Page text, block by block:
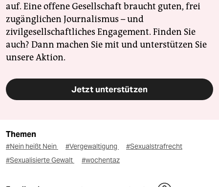
auf. Eine offene Gesellschaft braucht guten, frei
zugänglichen Journalismus – und
zivilgesellschaftliches Engagement. Finden Sie
auch? Dann machen Sie mit und unterstützen Sie
unsere Aktion.
Jetzt unterstützen
Themen
#Nein heißt Nein #Vergewaltigung
#Sexualstrafrecht
#Sexualisierte Gewalt
#wochentaz